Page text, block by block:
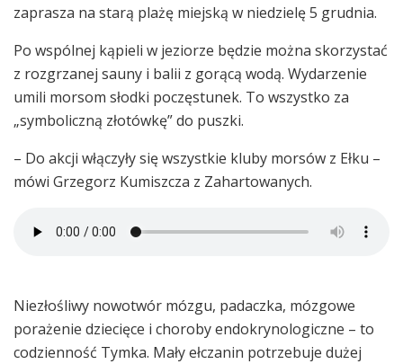
zaprasza na starą plażę miejską w niedzielę 5 grudnia.
Po wspólnej kąpieli w jeziorze będzie można skorzystać
z rozgrzanej sauny i balii z gorącą wodą. Wydarzenie
umili morsom słodki poczęstunek. To wszystko za
„symboliczną złotówkę” do puszki.
– Do akcji włączyły się wszystkie kluby morsów z Ełku –
mówi Grzegorz Kumiszcza z Zahartowanych.
Niezłośliwy nowotwór mózgu, padaczka, mózgowe
porażenie dziecięce i choroby endokrynologiczne – to
codzienność Tymka. Mały ełczanin potrzebuje dużej